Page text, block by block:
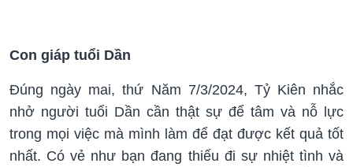
Con giáp tuổi Dần
Đúng ngày mai, thứ Năm 7/3/2024, Tỷ Kiên nhắc
nhở người tuổi Dần cần thật sự để tâm và nỗ lực
trong mọi việc mà mình làm để đạt được kết quả tốt
nhất. Có vẻ như bạn đang thiếu đi sự nhiệt tình và